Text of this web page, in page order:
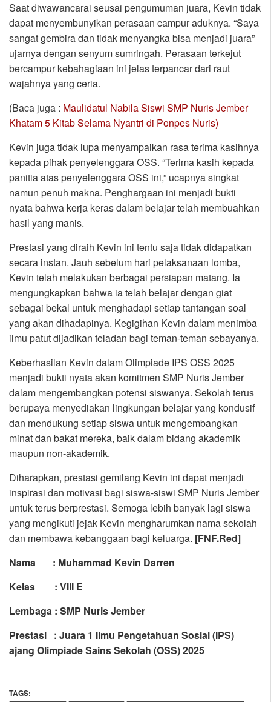
Saat diwawancarai seusai pengumuman juara, Kevin tidak
dapat menyembunyikan perasaan campur aduknya. “Saya
sangat gembira dan tidak menyangka bisa menjadi juara”
ujarnya dengan senyum sumringah. Perasaan terkejut
bercampur kebahagiaan ini jelas terpancar dari raut
wajahnya yang ceria.
(Baca juga : Maulidatul Nabila Siswi SMP Nuris Jember
Khatam 5 Kitab Selama Nyantri di Ponpes Nuris)
Kevin juga tidak lupa menyampaikan rasa terima kasihnya
kepada pihak penyelenggara OSS. “Terima kasih kepada
panitia atas penyelenggara OSS ini,” ucapnya singkat
namun penuh makna. Penghargaan ini menjadi bukti
nyata bahwa kerja keras dalam belajar telah membuahkan
hasil yang manis.
Prestasi yang diraih Kevin ini tentu saja tidak didapatkan
secara instan. Jauh sebelum hari pelaksanaan lomba,
Kevin telah melakukan berbagai persiapan matang. Ia
mengungkapkan bahwa ia telah belajar dengan giat
sebagai bekal untuk menghadapi setiap tantangan soal
yang akan dihadapinya. Kegigihan Kevin dalam menimba
ilmu patut dijadikan teladan bagi teman-teman sebayanya.
Keberhasilan Kevin dalam Olimpiade IPS OSS 2025
menjadi bukti nyata akan komitmen SMP Nuris Jember
dalam mengembangkan potensi siswanya. Sekolah terus
berupaya menyediakan lingkungan belajar yang kondusif
dan mendukung setiap siswa untuk mengembangkan
minat dan bakat mereka, baik dalam bidang akademik
maupun non-akademik.
Diharapkan, prestasi gemilang Kevin ini dapat menjadi
inspirasi dan motivasi bagi siswa-siswi SMP Nuris Jember
untuk terus berprestasi. Semoga lebih banyak lagi siswa
yang mengikuti jejak Kevin mengharumkan nama sekolah
dan membawa kebanggaan bagi keluarga. [FNF.Red]
Nama : Muhammad Kevin Darren
Kelas : VIII E
Lembaga : SMP Nuris Jember
Prestasi : Juara 1 Ilmu Pengetahuan Sosial (IPS)
ajang Olimpiade Sains Sekolah (OSS) 2025
TAGS: